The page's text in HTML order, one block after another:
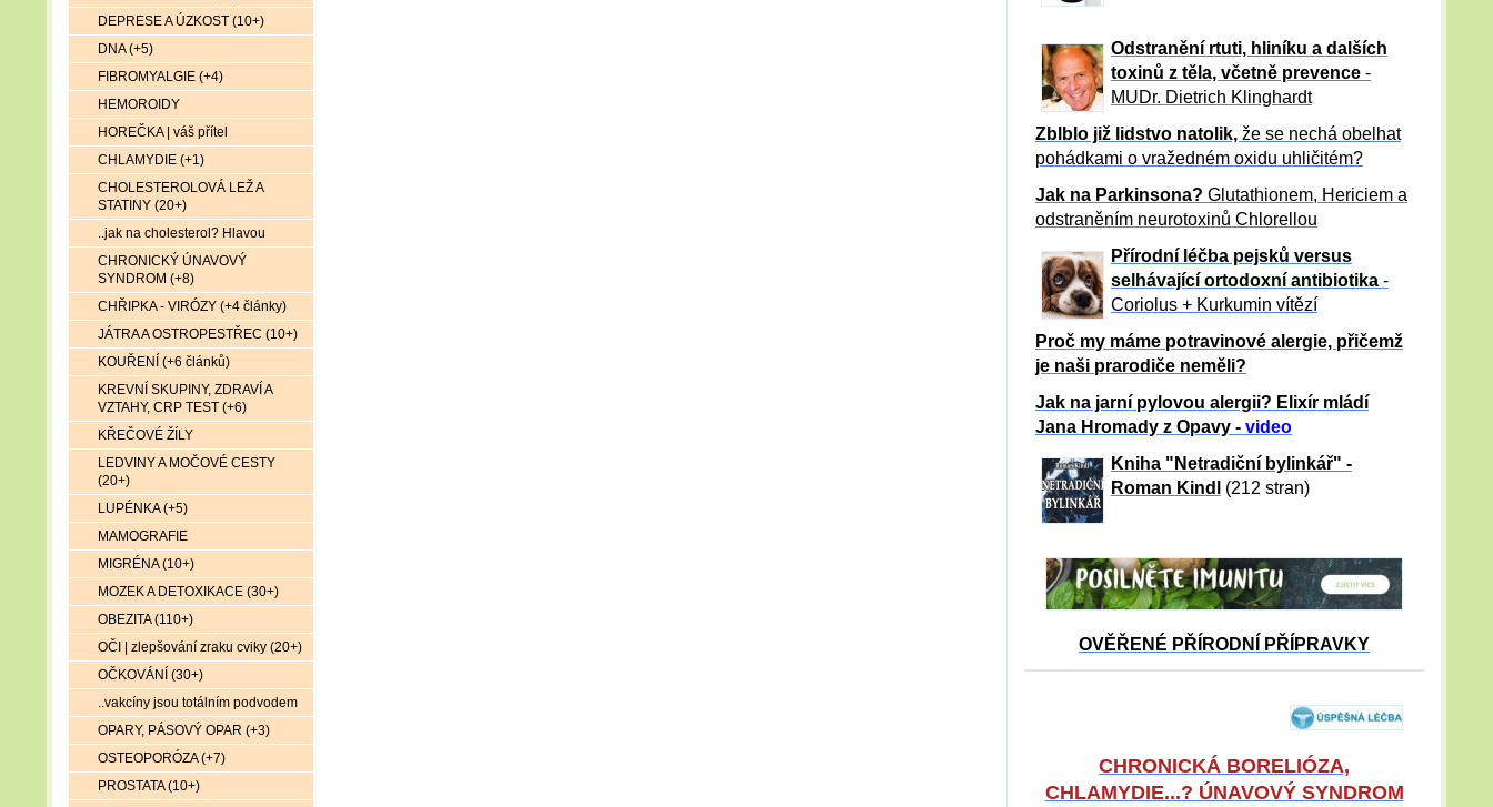
Odstranění rtuti, hliníku a dalších
toxinů z těla, včetně prevence -
MUDr. Dietrich Klinghardt
Zblblo již lidstvo natolik, že se nechá obelhat
pohádkami o vražedném oxidu uhličitém?
Jak na Parkinsona? Glutathionem, Hericiem a
odstraněním neurotoxinů Chlorellou
Přírodní léčba pejsků versus
selhávající ortodoxní antibiotika -
Coriolus + Kurkumin vítězí
Proč my máme potravinové alergie, přičemž
je naši prarodiče neměli?
Jak na jarní pylovou alergii? Elixír mládí
Jana Hromady z Opavy - video
Kniha "Netradiční bylinkář" -
Roman Kindl
(212 stran)
OVĚŘENÉ PŘÍRODNÍ PŘÍPRAVKY
CHRONICKÁ BORELIÓZA,
CHLAMYDIE...? ÚNAVOVÝ SYNDROM
DEPRESE A ÚZKOST (10+)
DNA (+5)
FIBROMYALGIE (+4)
HEMOROIDY
HOREČKA | váš přítel
CHLAMYDIE (+1)
CHOLESTEROLOVÁ LEŽ A
STATINY (20+)
..jak na cholesterol? Hlavou
CHRONICKÝ ÚNAVOVÝ
SYNDROM (+8)
CHŘIPKA - VIRÓZY (+4 články)
JÁTRA A OSTROPESTŘEC (10+)
KOUŘENÍ (+6 článků)
KREVNÍ SKUPINY, ZDRAVÍ A
VZTAHY, CRP TEST (+6)
KŘEČOVÉ ŽÍLY
LEDVINY A MOČOVÉ CESTY
(20+)
LUPÉNKA (+5)
MAMOGRAFIE
MIGRÉNA (10+)
MOZEK A DETOXIKACE (30+)
OBEZITA (110+)
OČI | zlepšování zraku cviky (20+)
OČKOVÁNÍ (30+)
..vakcíny jsou totálním podvodem
OPARY, PÁSOVÝ OPAR (+3)
OSTEOPORÓZA (+7)
PROSTATA (10+)